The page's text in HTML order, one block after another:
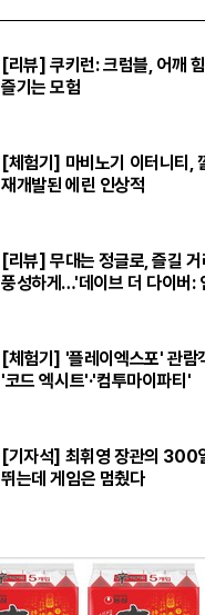
[리뷰] 쿠키런: 크럼블, 어깨
즐기는 모험
[체험기] 마비노기 이터니티,
재개발된 에린 인상적
[리뷰] 무대는 정글로, 즐길 거
풍성하게…'데이브 더 다이버:
[체험기] '플레이엑스포' 관람
'코드 엑시트'·'컴투마이파티'
[기자석] 최휘영 장관의 300
뛰는데 게임은 멈췄다